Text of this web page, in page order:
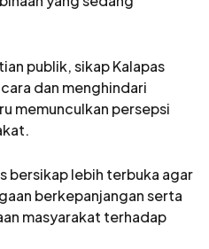
publik, sikap Kalapas
dan menghindari
memunculkan persepsi
bersikap lebih terbuka agar
berkepanjangan serta
masyarakat terhadap